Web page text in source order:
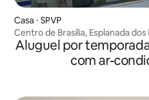
Casa ⋅ SPVP
Centro de Brasília, Esplanada
Aluguel por
com ar-